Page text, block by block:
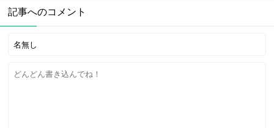
記事へのコメント